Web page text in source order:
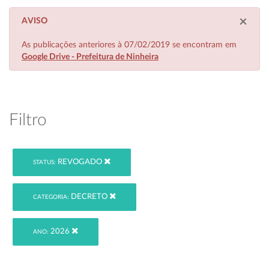
×
AVISO
As publicações anteriores à 07/02/2019 se encontram em
Google Drive - Prefeitura de Ninheira
Filtro
STATUS: REVOGADO
CATEGORIA: DECRETO
ANO: 2026